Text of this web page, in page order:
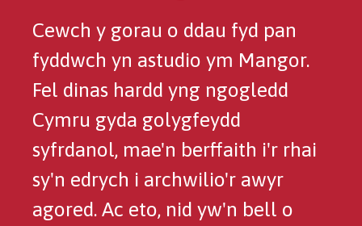
Cewch y gorau o ddau fyd pan
fyddwch yn astudio ym Mangor.
Fel dinas hardd yng ngogledd
Cymru gyda golygfeydd
syfrdanol, mae'n berffaith i'r rhai
sy'n edrych i archwilio'r awyr
agored. Ac eto, nid yw'n bell o